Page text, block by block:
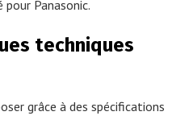
Panasonic.
techniques
grâce à des spécifications